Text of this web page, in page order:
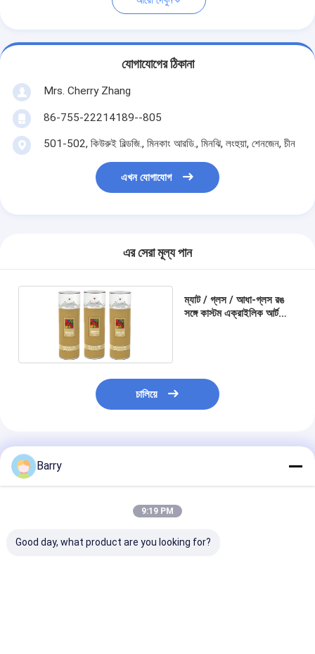
যোগাযোগের ঠিকানা
Mrs. Cherry Zhang
86-755-22214189--805
501-502, কিউরুই বিল্ডজি., মিনকাং আরডি., মিনঝি, লংহুয়া, শেনজেন, চীন
এখন যোগাযোগ
এর সেরা মূল্য পান
ম্যাট / গ্লস / আধা-গ্লস রঙ
সঙ্গে কাস্টম এক্রাইলিক আর্ট
চালিয়ে
প্রস্তাবিত পণ্য
Barry
9:19 PM
Good day, what product are you looking for?